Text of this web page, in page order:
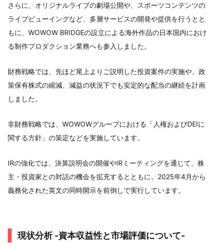
さらに、オリジナルライブの劇場公開や、スポーツコンテンツの
ライブビューイングなど、多層サービスの開発や提供を行うとと
もに、WOWOW BRIDGEの設立による海外作品の日本国内におけ
る制作プロダクション業務へも参入しました。
財務戦略では、先ほど尾上よりご説明した投資案件の実施や、政
策保有株式の縮減、減益の状況下でも安定的な配当の継続を計画
しました。
非財務戦略では、WOWOWグループにおける「人権およびDEIに
関する方針」の策定などを実施しています。
IRの強化では、決算説明会の開催やIRミーティングを通じて、株
主・投資家との対話の機会を拡充するとともに、2025年4月から
義務化された英文の同時開示を前倒しで実行しています。
現状分析 -資本収益性と市場評価について-